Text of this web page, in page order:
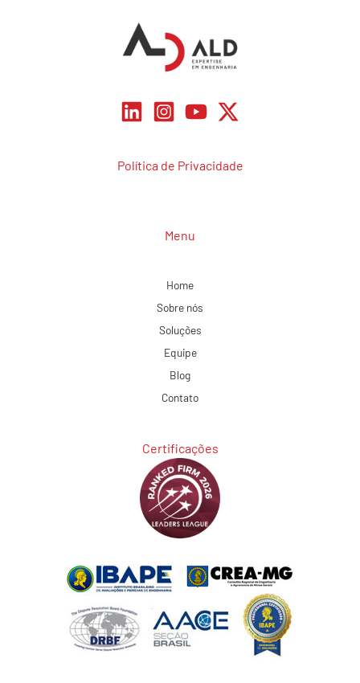
Política de Privacidade
Menu
Home
Sobre nós
Soluções
Equipe
Blog
Contato
Certificações